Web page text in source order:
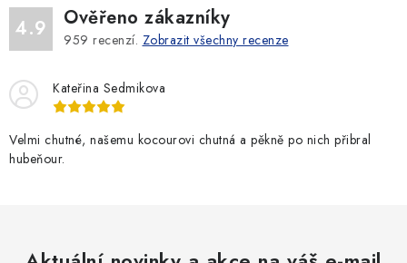
4.9 Ověřeno zákazníky
959 recenzí. Zobrazit všechny recenze
Kateřina Sedmikova
Velmi chutné, našemu kocourovi chutná a pěkně po nich přibral
hubeňour.